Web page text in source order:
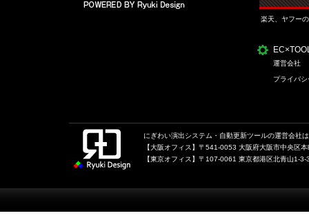
楽天、ヤフー
運営会社
プライバ
にぎわい演出システム・自動更新ツールの運営会
【大阪オフィス】〒541-0053 大阪府大阪市中央区
【東京オフィス】〒107-0061 東京都港区北青山1-